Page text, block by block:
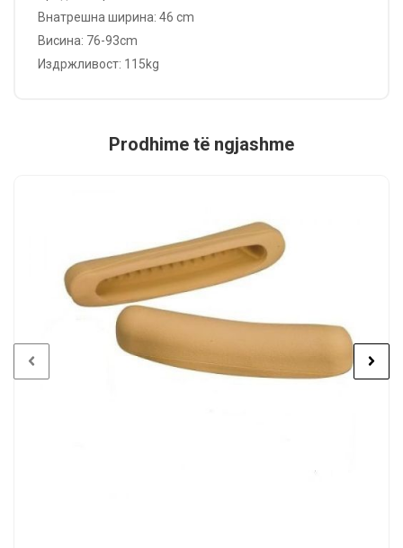
Внатрешна ширина: 46 cm
Висина: 76-93cm
Издржливост: 115kg
Prodhime të ngjashme